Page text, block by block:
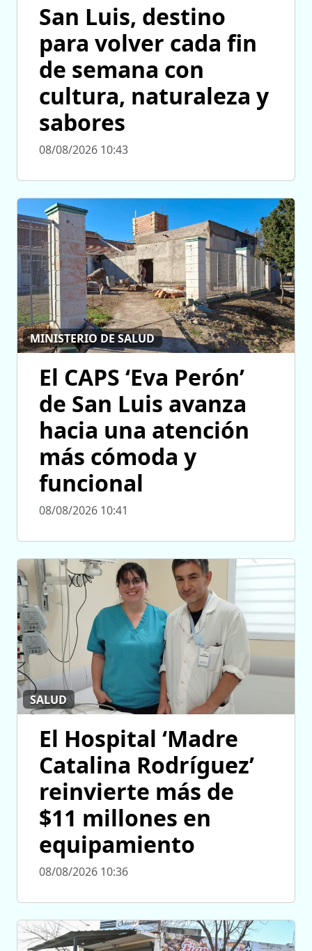
San Luis, destino
para volver cada fin
de semana con
cultura, naturaleza y
sabores
08/08/2026 10:43
MINISTERIO DE SALUD
El CAPS ‘Eva Perón’
de San Luis avanza
hacia una atención
más cómoda y
funcional
08/08/2026 10:41
SALUD
El Hospital ‘Madre
Catalina Rodríguez’
reinvierte más de
$11 millones en
equipamiento
08/08/2026 10:36